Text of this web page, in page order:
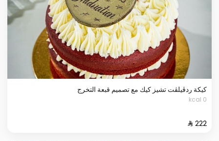
كيكة ردڤيلڤت تشيز كيك مع تصميم قبعة التخرج
0 kcal